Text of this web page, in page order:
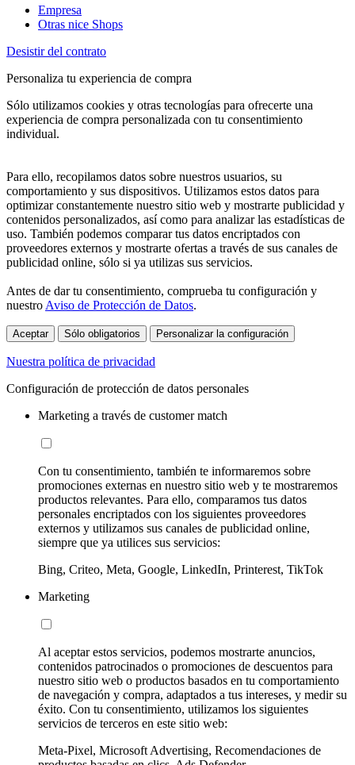
Empresa
Otras nice Shops
Desistir del contrato
Personaliza tu experiencia de compra
Sólo utilizamos cookies y otras tecnologías para ofrecerte una
experiencia de compra personalizada con tu consentimiento
individual.
Para ello, recopilamos datos sobre nuestros usuarios, su
comportamiento y sus dispositivos. Utilizamos estos datos para
optimizar constantemente nuestro sitio web y mostrarte publicidad y
contenidos personalizados, así como para analizar las estadísticas de
uso. También podemos comparar tus datos encriptados con
proveedores externos y mostrarte ofertas a través de sus canales de
publicidad online, sólo si ya utilizas sus servicios.
Antes de dar tu consentimiento, comprueba tu configuración y
nuestro Aviso de Protección de Datos.
Aceptar Sólo obligatorios Personalizar la configuración
Nuestra política de privacidad
Configuración de protección de datos personales
Marketing a través de customer match
Con tu consentimiento, también te informaremos sobre
promociones externas en nuestro sitio web y te mostraremos
productos relevantes. Para ello, comparamos tus datos
personales encriptados con los siguientes proveedores
externos y utilizamos sus canales de publicidad online,
siempre que ya utilices sus servicios:
Bing, Criteo, Meta, Google, LinkedIn, Printerest, TikTok
Marketing
Al aceptar estos servicios, podemos mostrarte anuncios,
contenidos patrocinados o promociones de descuentos para
nuestro sitio web o productos basados en tu comportamiento
de navegación y compra, adaptados a tus intereses, y medir su
éxito. Con tu consentimiento, utilizamos los siguientes
servicios de terceros en este sitio web:
Meta-Pixel, Microsoft Advertising, Recomendaciones de